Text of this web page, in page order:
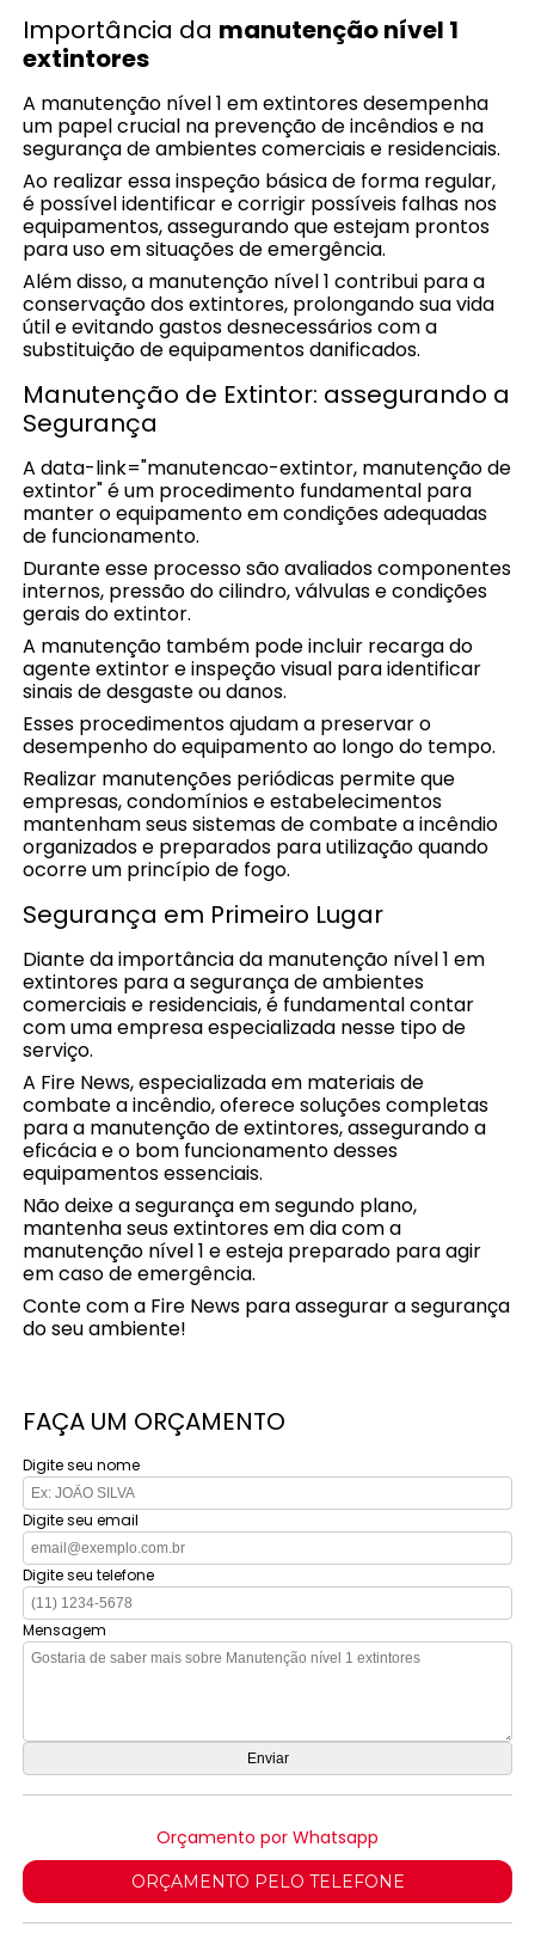
Importância da manutenção nível 1
extintores
A manutenção nível 1 em extintores desempenha
um papel crucial na prevenção de incêndios e na
segurança de ambientes comerciais e residenciais.
Ao realizar essa inspeção básica de forma regular,
é possível identificar e corrigir possíveis falhas nos
equipamentos, assegurando que estejam prontos
para uso em situações de emergência.
Além disso, a manutenção nível 1 contribui para a
conservação dos extintores, prolongando sua vida
útil e evitando gastos desnecessários com a
substituição de equipamentos danificados.
Manutenção de Extintor: assegurando a
Segurança
A data-link="manutencao-extintor, manutenção de
extintor" é um procedimento fundamental para
manter o equipamento em condições adequadas
de funcionamento.
Durante esse processo são avaliados componentes
internos, pressão do cilindro, válvulas e condições
gerais do extintor.
A manutenção também pode incluir recarga do
agente extintor e inspeção visual para identificar
sinais de desgaste ou danos.
Esses procedimentos ajudam a preservar o
desempenho do equipamento ao longo do tempo.
Realizar manutenções periódicas permite que
empresas, condomínios e estabelecimentos
mantenham seus sistemas de combate a incêndio
organizados e preparados para utilização quando
ocorre um princípio de fogo.
Segurança em Primeiro Lugar
Diante da importância da manutenção nível 1 em
extintores para a segurança de ambientes
comerciais e residenciais, é fundamental contar
com uma empresa especializada nesse tipo de
serviço.
A Fire News, especializada em materiais de
combate a incêndio, oferece soluções completas
para a manutenção de extintores, assegurando a
eficácia e o bom funcionamento desses
equipamentos essenciais.
Não deixe a segurança em segundo plano,
mantenha seus extintores em dia com a
manutenção nível 1 e esteja preparado para agir
em caso de emergência.
Conte com a Fire News para assegurar a segurança
do seu ambiente!
FAÇA UM ORÇAMENTO
Digite seu nome
Digite seu email
Digite seu telefone
Mensagem
Orçamento por Whatsapp
ORÇAMENTO PELO TELEFONE